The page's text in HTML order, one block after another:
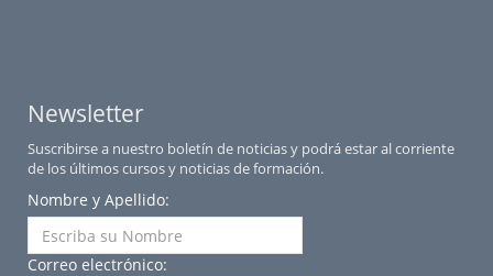
Newsletter
Suscribirse a nuestro boletín de noticias y podrá estar al corriente
de los últimos cursos y noticias de formación.
Nombre y Apellido:
Correo electrónico: